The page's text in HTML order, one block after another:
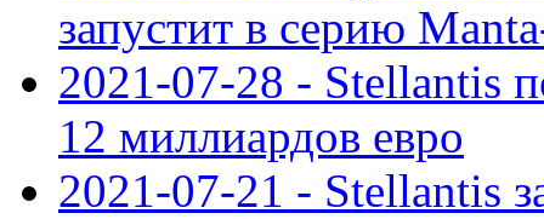
запустит в серию
2021-07-28 - Stellantis
12 миллиардов евро
2021-07-21 - Stellantis